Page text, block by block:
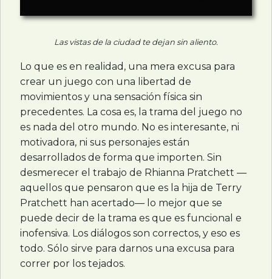
Las vistas de la ciudad te dejan sin aliento.
Lo que es en realidad, una mera excusa para
crear un juego con una libertad de
movimientos y una sensación física sin
precedentes. La cosa es, la trama del juego no
es nada del otro mundo. No es interesante, ni
motivadora, ni sus personajes están
desarrollados de forma que importen. Sin
desmerecer el trabajo de Rhianna Pratchett —
aquellos que pensaron que es la hija de Terry
Pratchett han acertado— lo mejor que se
puede decir de la trama es que es funcional e
inofensiva. Los diálogos son correctos, y eso es
todo. Sólo sirve para darnos una excusa para
correr por los tejados.